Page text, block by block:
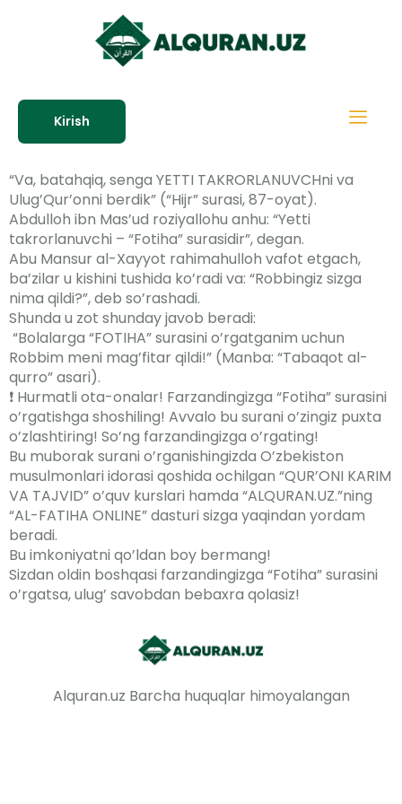
Kirish
“Va, batahqiq, senga YETTI TAKRORLANUVCHni va
Ulug’Qur’onni berdik” (“Hijr” surasi, 87-oyat).
Abdulloh ibn Mas’ud roziyallohu anhu: “Yetti
takrorlanuvchi – “Fotiha” surasidir”, degan.
Abu Mansur al-Xayyot rahimahulloh vafot etgach,
ba’zilar u kishini tushida ko’radi va: “Robbingiz sizga
nima qildi?”, deb so’rashadi.
Shunda u zot shunday javob beradi:
“Bolalarga “FOTIHA” surasini o’rgatganim uchun
Robbim meni mag’fitar qildi!” (Manba: “Tabaqot al-
qurro” asari).
❗️ Hurmatli ota-onalar! Farzandingizga “Fotiha” surasini
o’rgatishga shoshiling! Avvalo bu surani o’zingiz puxta
o’zlashtiring! So’ng farzandingizga o’rgating!
Bu muborak surani o’rganishingizda O’zbekiston
musulmonlari idorasi qoshida ochilgan “QUR’ONI KARIM
VA TAJVID” o’quv kurslari hamda “ALQURAN.UZ.”ning
“AL-FATIHA ONLINE” dasturi sizga yaqindan yordam
beradi.
Bu imkoniyatni qo’ldan boy bermang!
Sizdan oldin boshqasi farzandingizga “Fotiha” surasini
o’rgatsa, ulug’ savobdan bebaxra qolasiz!
Alquran.uz Barcha huquqlar himoyalangan